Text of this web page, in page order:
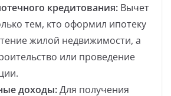
кредитования: Вычет
тем, кто оформил ипотеку
жилой недвижимости, а
или проведение
доходы:Для получения